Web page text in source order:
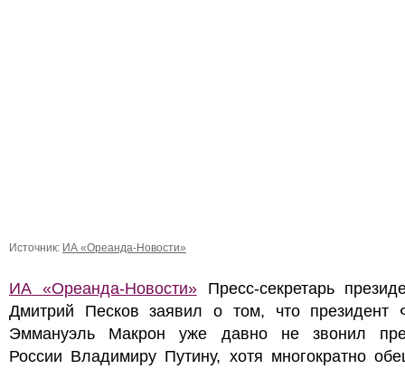
Источник: ИА «Ореанда-Новости»
ИА «Ореанда-Новости»Пресс-секретарь
Дмитрий Песков заявил о том, что президент
Эммануэль Макрон уже давно не звонил
России Владимиру Путину, хотя многократно